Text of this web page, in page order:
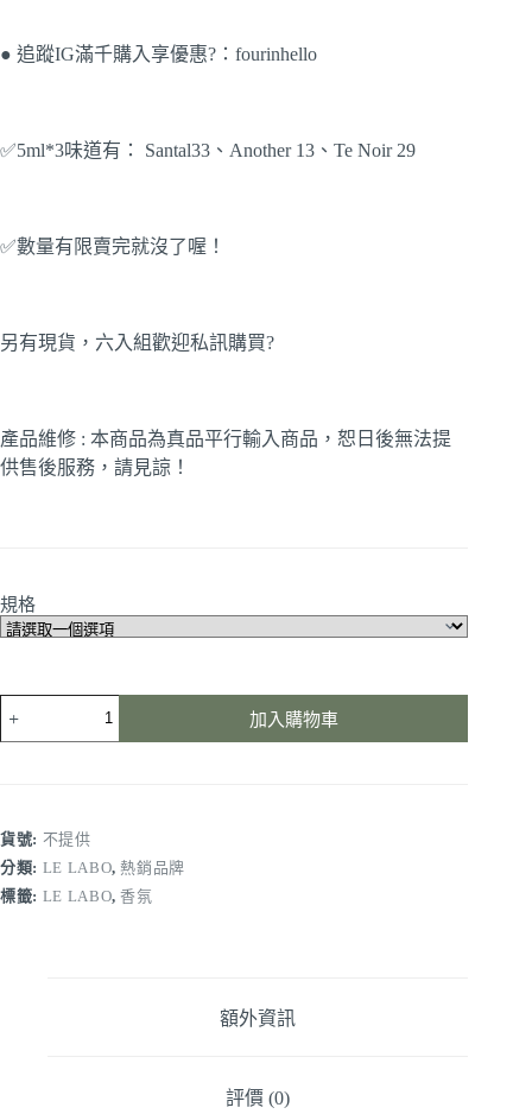
● 追蹤IG滿千購入享優惠?：fourinhello
✅5ml*3味道有： Santal33、Another 13、Te Noir 29
✅數量有限賣完就沒了喔！
另有現貨，六入組歡迎私訊購買?
產品維修 : 本商品為真品平行輸入商品，恕日後無法提
供售後服務，請見諒！
規格
加入購物車
貨號: 不提供
分類: LE LABO, 熱銷品牌
標籤: LE LABO,香氛
額外資訊
評價 (0)